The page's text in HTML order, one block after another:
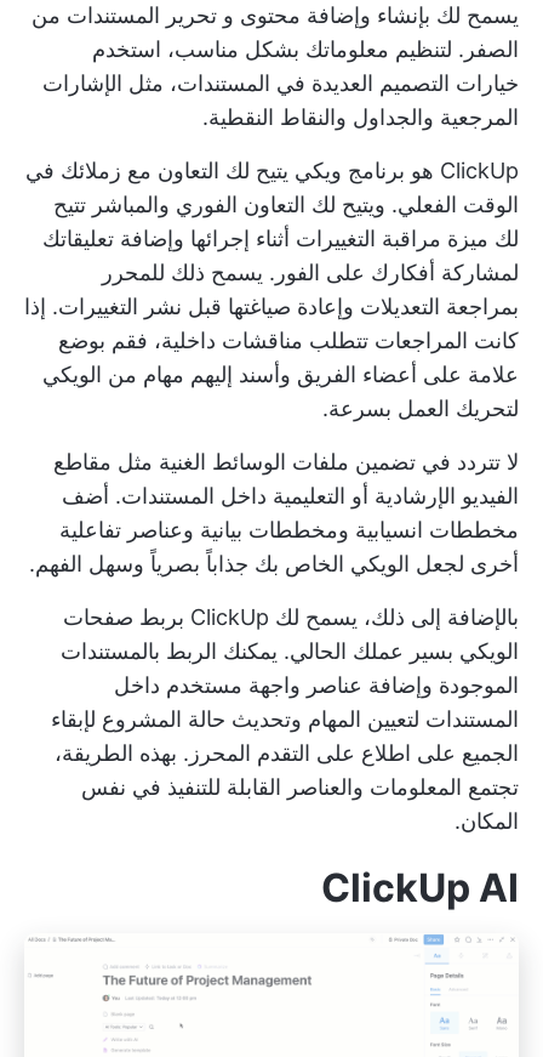
يسمح لك بإنشاء وإضافة محتوى و تحرير المستندات من
الصفر. لتنظيم معلوماتك بشكل مناسب، استخدم
خيارات التصميم العديدة في المستندات، مثل الإشارات
المرجعية والجداول والنقاط النقطية.
ClickUp هو برنامج ويكي يتيح لك التعاون مع زملائك في
الوقت الفعلي. ويتيح لك التعاون الفوري والمباشر تتيح
لك ميزة مراقبة التغييرات أثناء إجرائها وإضافة تعليقاتك
لمشاركة أفكارك على الفور. يسمح ذلك للمحرر
بمراجعة التعديلات وإعادة صياغتها قبل نشر التغييرات. إذا
كانت المراجعات تتطلب مناقشات داخلية، فقم بوضع
علامة على أعضاء الفريق وأسند إليهم مهام من الويكي
لتحريك العمل بسرعة.
لا تتردد في تضمين ملفات الوسائط الغنية مثل مقاطع
الفيديو الإرشادية أو التعليمية داخل المستندات. أضف
مخططات انسيابية ومخططات بيانية وعناصر تفاعلية
أخرى لجعل الويكي الخاص بك جذاباً بصرياً وسهل الفهم.
بالإضافة إلى ذلك، يسمح لك ClickUp بربط صفحات
الويكي بسير عملك الحالي. يمكنك الربط بالمستندات
الموجودة وإضافة عناصر واجهة مستخدم داخل
المستندات لتعيين المهام وتحديث حالة المشروع لإبقاء
الجميع على اطلاع على التقدم المحرز. بهذه الطريقة،
تجتمع المعلومات والعناصر القابلة للتنفيذ في نفس
المكان.
ClickUp AI